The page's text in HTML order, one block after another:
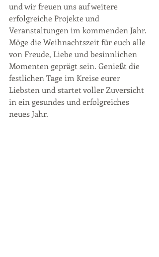
und wir freuen uns auf weitere
erfolgreiche Projekte und
Veranstaltungen im kommenden Jahr.
Möge die Weihnachtszeit für euch alle
von Freude, Liebe und besinnlichen
Momenten geprägt sein. Genießt die
festlichen Tage im Kreise eurer
Liebsten und startet voller Zuversicht
in ein gesundes und erfolgreiches
neues Jahr.